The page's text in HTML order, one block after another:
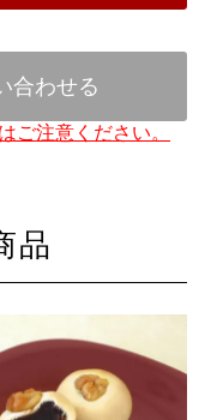
合わせる
ご注意ください。
品